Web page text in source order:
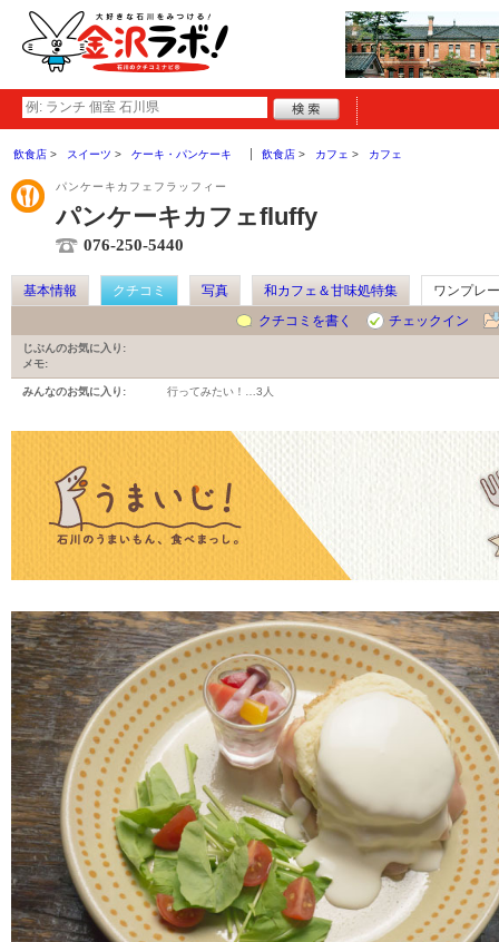
飲食店 スイーツ ケーキ・パンケーキ 飲食店 カフェ カフェ
パンケーキカフェフラッフィー
パンケーキカフェfluffy
076-250-5440
基本情報 クチコミ 写真 和カフェ＆甘味処特集
ワンプレ
クチコミを書く
チェックイン
じぶんのお気に入り:
メモ:
みんなのお気に入り: 行ってみたい！… 3人